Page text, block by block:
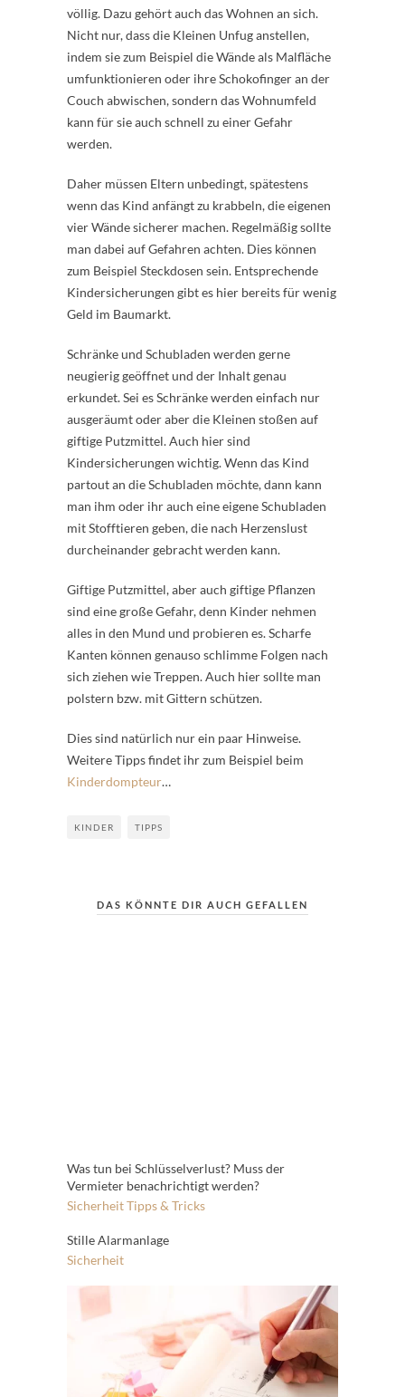
völlig. Dazu gehört auch das Wohnen an sich.
Nicht nur, dass die Kleinen Unfug anstellen,
indem sie zum Beispiel die Wände als Malfläche
umfunktionieren oder ihre Schokofinger an der
Couch abwischen, sondern das Wohnumfeld
kann für sie auch schnell zu einer Gefahr
werden.
Daher müssen Eltern unbedingt, spätestens
wenn das Kind anfängt zu krabbeln, die eigenen
vier Wände sicherer machen. Regelmäßig sollte
man dabei auf Gefahren achten. Dies können
zum Beispiel Steckdosen sein. Entsprechende
Kindersicherungen gibt es hier bereits für wenig
Geld im Baumarkt.
Schränke und Schubladen werden gerne
neugierig geöffnet und der Inhalt genau
erkundet. Sei es Schränke werden einfach nur
ausgeräumt oder aber die Kleinen stoßen auf
giftige Putzmittel. Auch hier sind
Kindersicherungen wichtig. Wenn das Kind
partout an die Schubladen möchte, dann kann
man ihm oder ihr auch eine eigene Schubladen
mit Stofftieren geben, die nach Herzenslust
durcheinander gebracht werden kann.
Giftige Putzmittel, aber auch giftige Pflanzen
sind eine große Gefahr, denn Kinder nehmen
alles in den Mund und probieren es. Scharfe
Kanten können genauso schlimme Folgen nach
sich ziehen wie Treppen. Auch hier sollte man
polstern bzw. mit Gittern schützen.
Dies sind natürlich nur ein paar Hinweise.
Weitere Tipps findet ihr zum Beispiel beim
Kinderdompteur…
KINDER TIPPS
DAS KÖNNTE DIR AUCH GEFALLEN
Was tun bei Schlüsselverlust? Muss der
Vermieter benachrichtigt werden?
SicherheitTipps & Tricks
Stille Alarmanlage
Sicherheit